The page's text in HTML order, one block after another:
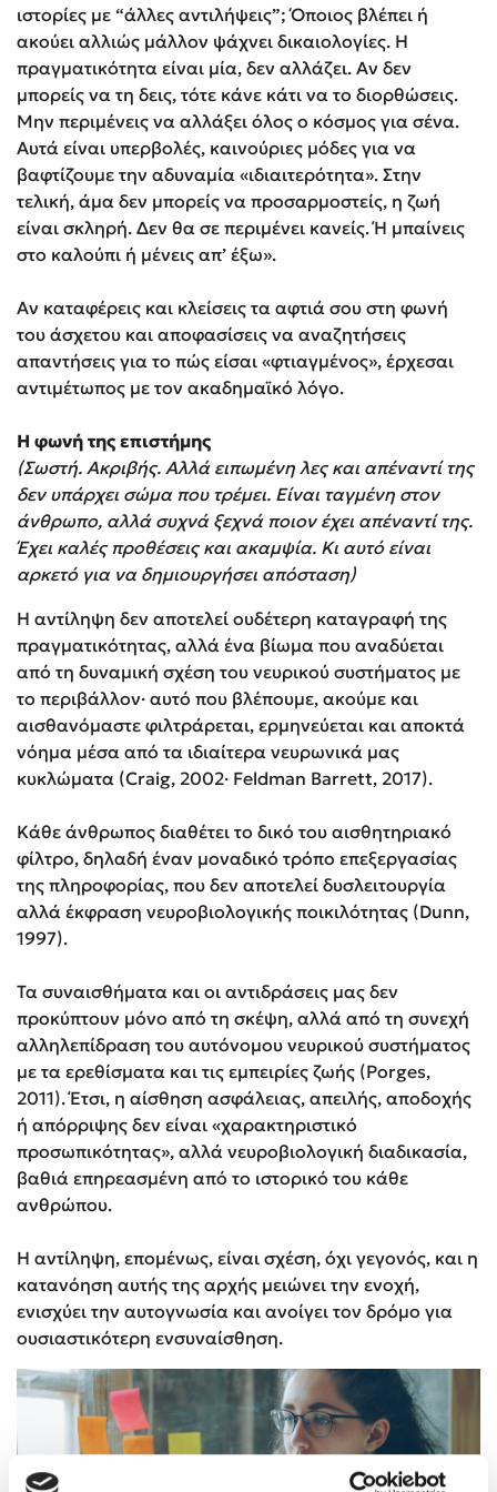
ιστορίες με “άλλες αντιλήψεις”; Όποιος βλέπει ή
ακούει αλλιώς μάλλον ψάχνει δικαιολογίες. Η
πραγματικότητα είναι μία, δεν αλλάζει. Αν δεν
μπορείς να τη δεις, τότε κάνε κάτι να το διορθώσεις.
Μην περιμένεις να αλλάξει όλος ο κόσμος για σένα.
Αυτά είναι υπερβολές, καινούριες μόδες για να
βαφτίζουμε την αδυναμία «ιδιαιτερότητα». Στην
τελική, άμα δεν μπορείς να προσαρμοστείς, η ζωή
είναι σκληρή. Δεν θα σε περιμένει κανείς. Ή μπαίνεις
στο καλούπι ή μένεις απ’ έξω».
Αν καταφέρεις και κλείσεις τα αφτιά σου στη φωνή
του άσχετου και αποφασίσεις να αναζητήσεις
απαντήσεις για το πώς είσαι «φτιαγμένος», έρχεσαι
αντιμέτωπος με τον ακαδημαϊκό λόγο.
Η φωνή της επιστήμης
(Σωστή. Ακριβής. Αλλά ειπωμένη λες και απέναντί της
δεν υπάρχει σώμα που τρέμει. Είναι ταγμένη στον
άνθρωπο, αλλά συχνά ξεχνά ποιον έχει απέναντί της.
Έχει καλές προθέσεις και ακαμψία. Κι αυτό είναι
αρκετό για να δημιουργήσει απόσταση)
Η αντίληψη δεν αποτελεί ουδέτερη καταγραφή της
πραγματικότητας, αλλά ένα βίωμα που αναδύεται
από τη δυναμική σχέση του νευρικού συστήματος με
το περιβάλλον· αυτό που βλέπουμε, ακούμε και
αισθανόμαστε φιλτράρεται, ερμηνεύεται και αποκτά
νόημα μέσα από τα ιδιαίτερα νευρωνικά μας
κυκλώματα (Craig, 2002· Feldman Barrett, 2017).
Κάθε άνθρωπος διαθέτει το δικό του αισθητηριακό
φίλτρο, δηλαδή έναν μοναδικό τρόπο επεξεργασίας
της πληροφορίας, που δεν αποτελεί δυσλειτουργία
αλλά έκφραση νευροβιολογικής ποικιλότητας (Dunn,
1997).
Τα συναισθήματα και οι αντιδράσεις μας δεν
προκύπτουν μόνο από τη σκέψη, αλλά από τη συνεχή
αλληλεπίδραση του αυτόνομου νευρικού συστήματος
με τα ερεθίσματα και τις εμπειρίες ζωής (Porges,
2011). Έτσι, η αίσθηση ασφάλειας, απειλής, αποδοχής
ή απόρριψης δεν είναι «χαρακτηριστικό
προσωπικότητας», αλλά νευροβιολογική διαδικασία,
βαθιά επηρεασμένη από το ιστορικό του κάθε
ανθρώπου.
Η αντίληψη, επομένως, είναι σχέση, όχι γεγονός, και η
κατανόηση αυτής της αρχής μειώνει την ενοχή,
ενισχύει την αυτογνωσία και ανοίγει τον δρόμο για
ουσιαστικότερη ενσυναίσθηση.